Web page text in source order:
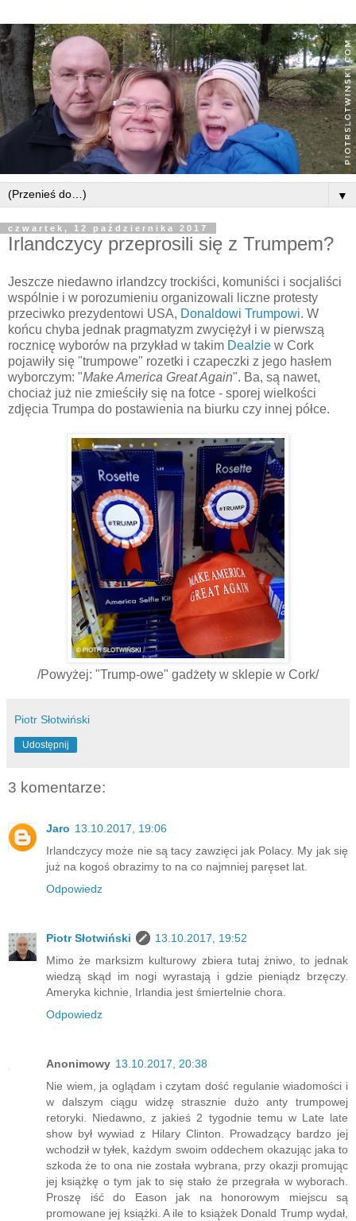
▼
czwartek, 12 października 2017
Irlandczycy przeprosili się z Trumpem?
Jeszcze niedawno irlandzcy trockiści, komuniści i socjaliści
wspólnie i w porozumieniu organizowali liczne protesty
przeciwko prezydentowi USA, Donaldowi Trumpowi. W
końcu chyba jednak pragmatyzm zwyciężył i w pierwszą
rocznicę wyborów na przykład w takim Dealzie w Cork
pojawiły się "trumpowe" rozetki i czapeczki z jego hasłem
wyborczym: "Make America Great Again". Ba, są nawet,
chociaż już nie zmieściły się na fotce - sporej wielkości
zdjęcia Trumpa do postawienia na biurku czy innej półce.
/Powyżej: "Trump-owe" gadżety w sklepie w Cork/
Piotr Słotwiński
Udostępnij
3 komentarze:
Jaro 13.10.2017, 19:06
Irlandczycy może nie są tacy zawzięci jak Polacy. My jak się
już na kogoś obrazimy to na co najmniej paręset lat.
Odpowiedz
Piotr Słotwiński
13.10.2017, 19:52
Mimo że marksizm kulturowy zbiera tutaj żniwo, to jednak
wiedzą skąd im nogi wyrastają i gdzie pieniądz brzęczy.
Ameryka kichnie, Irlandia jest śmiertelnie chora.
Odpowiedz
Anonimowy 13.10.2017, 20:38
Nie wiem, ja oglądam i czytam dość regulanie wiadomości i
w dalszym ciągu widzę strasznie dużo anty trumpowej
retoryki. Niedawno, z jakieś 2 tygodnie temu w Late late
show był wywiad z Hilary Clinton. Prowadzący bardzo jej
wchodził w tyłek, każdym swoim oddechem okazując jaka to
szkoda że to ona nie została wybrana, przy okazji promując
jej książkę o tym jak to się stało że przegrała w wyborach.
Proszę iść do Eason jak na honorowym miejscu są
promowane jej książki. A ile to książek Donald Trump wydał,